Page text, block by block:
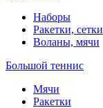
Наборы
Ракетки, сетки
Воланы, мячи
Большой теннис
Мячи
Ракетки